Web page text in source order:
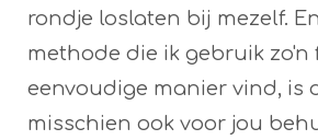
rondje loslaten bij mezelf.
methode die ik gebruik zo'n
eenvoudige manier vind, is
misschien ook voor jou